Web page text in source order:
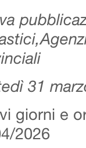
31
giorni e
2026